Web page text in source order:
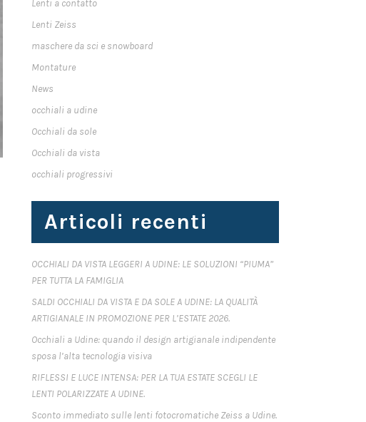
Lenti a contatto
Lenti Zeiss
maschere da sci e snowboard
Montature
News
occhiali a udine
Occhiali da sole
Occhiali da vista
occhiali progressivi
Articoli recenti
OCCHIALI DA VISTA LEGGERI A UDINE: LE SOLUZIONI “PIUMA”
PER TUTTA LA FAMIGLIA
SALDI OCCHIALI DA VISTA E DA SOLE A UDINE: LA QUALITÀ
ARTIGIANALE IN PROMOZIONE PER L’ESTATE 2026.
Occhiali a Udine: quando il design artigianale indipendente
sposa l’alta tecnologia visiva
RIFLESSI E LUCE INTENSA: PER LA TUA ESTATE SCEGLI LE
LENTI POLARIZZATE A UDINE.
Sconto immediato sulle lenti fotocromatiche Zeiss a Udine.